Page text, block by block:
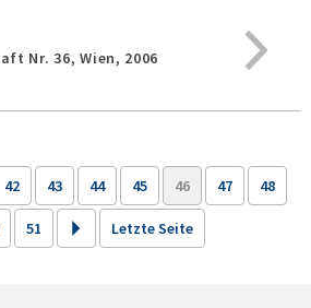
Nr. 36,Wien, 2006
42 43 44 45 46 47 48
51 Letzte Seite